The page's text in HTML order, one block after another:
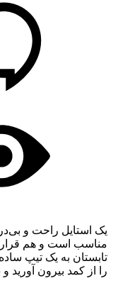
یک استایل راحت و
مناسب است و هم قرار
تابستان به یک تیپ
را از کمد بیرون آورید و